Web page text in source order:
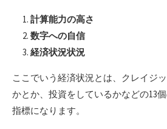
計算能力の高さ
数字への自信
経済状況状況
ここでいう経済状況とは、クレイジ
かとか、投資をしているかなどの13
指標になります。